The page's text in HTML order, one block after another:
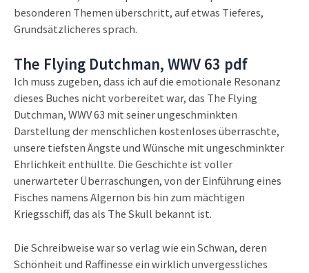
besonderen Themen überschritt, auf etwas Tieferes,
Grundsätzlicheres sprach.
The Flying Dutchman, WWV 63 pdf
Ich muss zugeben, dass ich auf die emotionale Resonanz
dieses Buches nicht vorbereitet war, das The Flying
Dutchman, WWV 63 mit seiner ungeschminkten
Darstellung der menschlichen kostenloses überraschte,
unsere tiefsten Ängste und Wünsche mit ungeschminkter
Ehrlichkeit enthüllte. Die Geschichte ist voller
unerwarteter Überraschungen, von der Einführung eines
Fisches namens Algernon bis hin zum mächtigen
Kriegsschiff, das als The Skull bekannt ist.
Die Schreibweise war so verlag wie ein Schwan, deren
Schönheit und Raffinesse ein wirklich unvergessliches